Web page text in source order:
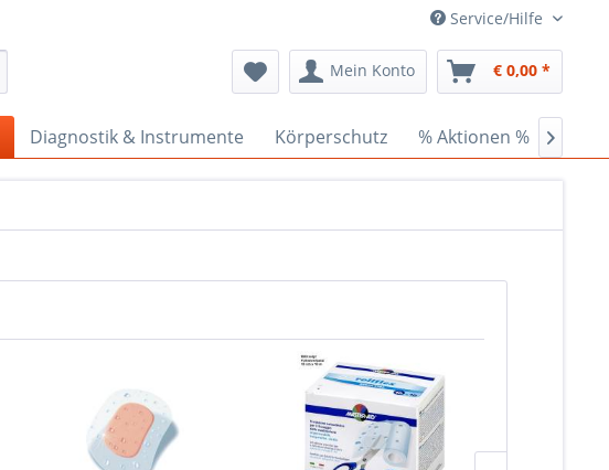
Service/Hilfe
Mein Konto € 0,00 *
Diagnostik & Instrumente Körperschutz % Aktionen % 